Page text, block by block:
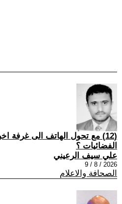
(12) مع تحول الهاتف الى غرفة
الفضائيات ؟
علي سيف الرعيني
2026 / 8 / 9
الصحافة والاعلام